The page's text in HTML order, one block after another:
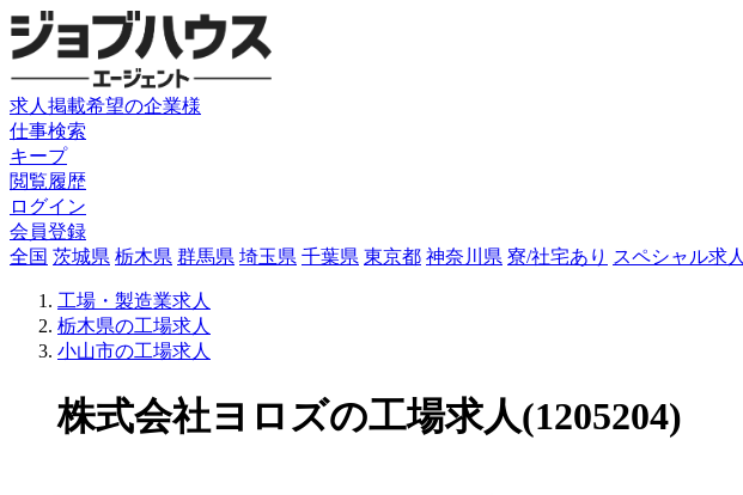
求人掲載希望の企業様
仕事検索
キープ
閲覧履歴
ログイン
会員登録
全国 茨城県 栃木県 群馬県 埼玉県 千葉県 東京都 神奈川県 寮/社宅あり スペシャル求人
工場・製造業求人
栃木県の工場求人
小山市の工場求人
株式会社ヨロズの工場求人(1205204)